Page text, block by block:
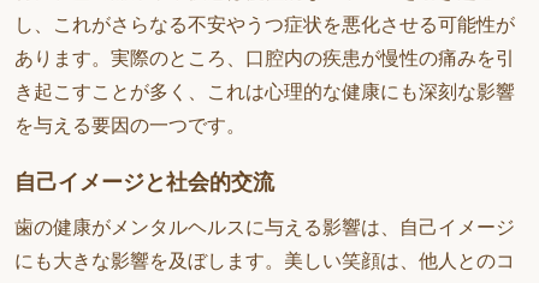
し、これがさらなる不安やうつ症状を悪化させる可能性が
あります。実際のところ、口腔内の疾患が慢性の痛みを引
き起こすことが多く、これは心理的な健康にも深刻な影響
を与える要因の一つです。
自己イメージと社会的交流
歯の健康がメンタルヘルスに与える影響は、自己イメージ
にも大きな影響を及ぼします。美しい笑顔は、他人とのコ